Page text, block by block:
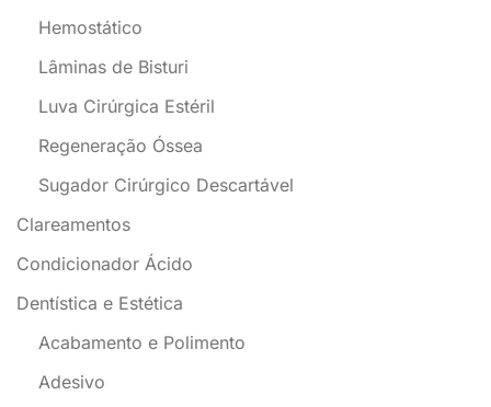
Hemostático
Lâminas de Bisturi
Luva Cirúrgica Estéril
Regeneração Óssea
Sugador Cirúrgico Descartável
Clareamentos
Condicionador Ácido
Dentística e Estética
Acabamento e Polimento
Adesivo